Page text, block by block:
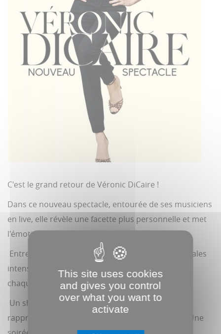
C'est le grand retour de Véronic DiCaire !
Dans ce nouveau spectacle, entourée de ses musiciens
en live, elle révèle une facette plus personnelle et met
l'émotion au premier plan.
Entre imitations, humour et performances musicales
intenses, Véronic DiCaire offre une expérience où
chaque voix dévoile une part d'elle.
Un show unique, vibrant et authentique, qui
rapproche le public au plus près de son univers. Une
This site uses cookies
and gives you control
over what you want to
activate